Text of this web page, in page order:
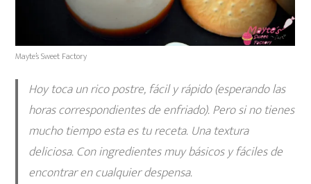
Mayte’s Sweet Factory
Hoy toca un rico postre, fácil y rápido (esperando las
horas correspondientes de enfriado). Pero si no tienes
mucho tiempo esta es tu receta. Una textura
deliciosa. Con ingredientes muy básicos y fáciles de
encontrar en cualquier despensa.